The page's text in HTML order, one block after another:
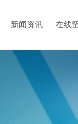
新闻资讯 在线